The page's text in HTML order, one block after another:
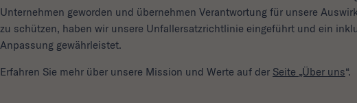
Unternehmen geworden und übernehmen Verantwortung für unsere
zu schützen, haben wir unsere Unfallersatzrichtlinie eingeführt und ein
Anpassung gewährleistet.
Erfahren Sie mehr über unsere Mission und Werte auf der Seite „Über uns“.